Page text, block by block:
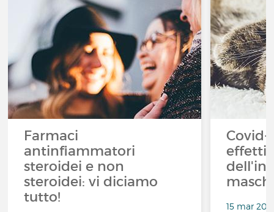
Farmaci
antinfiammatori
steroidei e non
steroidei: vi diciamo
tutto!
Covid-
effetti
15 mar